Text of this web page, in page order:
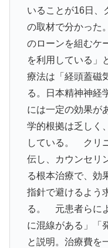
いることが16日、
の取材で分かった
のローンを組むケ
を利用している
療法は「経頭蓋磁
る。日本精神神経
には一定の効果が
学的根拠は乏しく
している。 クリ
伝し、カウンセリ
る根本治療で、効
指針で避けるよう
る。 元患者らに
に混線がある」「
と説明。治療費を